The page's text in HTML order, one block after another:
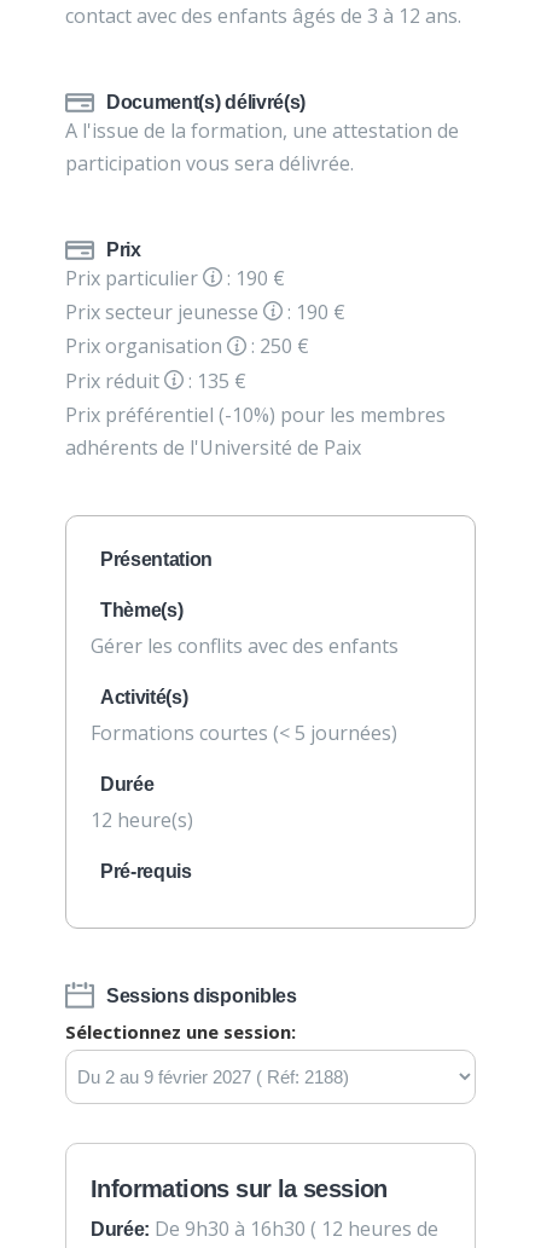
contact avec des enfants âgés de 3 à 12 ans.
Document(s) délivré(s)
A l'issue de la formation, une attestation de
participation vous sera délivrée.
Prix
Prix particulier
: 190 €
Prix secteur jeunesse
: 190 €
Prix organisation
: 250 €
Prix réduit
: 135 €
Prix préférentiel (-10%) pour les membres
adhérents de l'Université de Paix
Présentation
Thème(s)
Gérer les conflits avec des enfants
Activité(s)
Formations courtes (< 5 journées)
Durée
12 heure(s)
Pré-requis
Sessions disponibles
Sélectionnez une session:
Informations sur la session
Durée: De 9h30 à 16h30 ( 12 heures de